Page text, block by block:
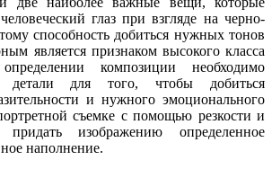
глаз при взгляде на черно-
способность добиться нужных тонов
является признаком высокого класса
композиции необходимо
детали для того, чтобы добиться
и нужного эмоционального
съемке с помощью резкости и
изображению определенное
наполнение.